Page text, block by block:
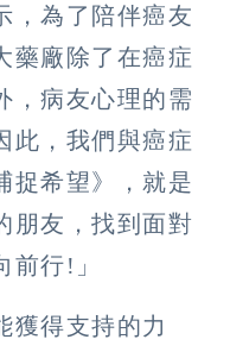
，為了陪伴癌友
藥廠除了在癌症
，病友心理的需
此，我們與癌症
捉希望》，就是
朋友，找到面對
前行!」
獲得支持的力